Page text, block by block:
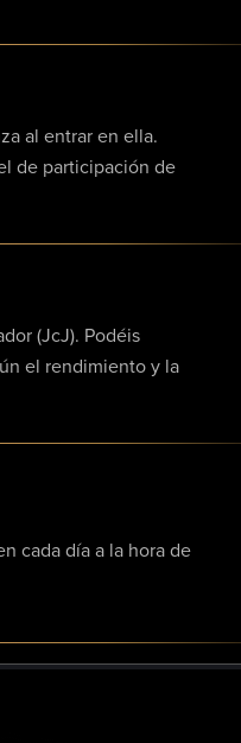
al entrar en ella.
de participación de
(JcJ). Podéis
el rendimiento y la
cada día a la hora de